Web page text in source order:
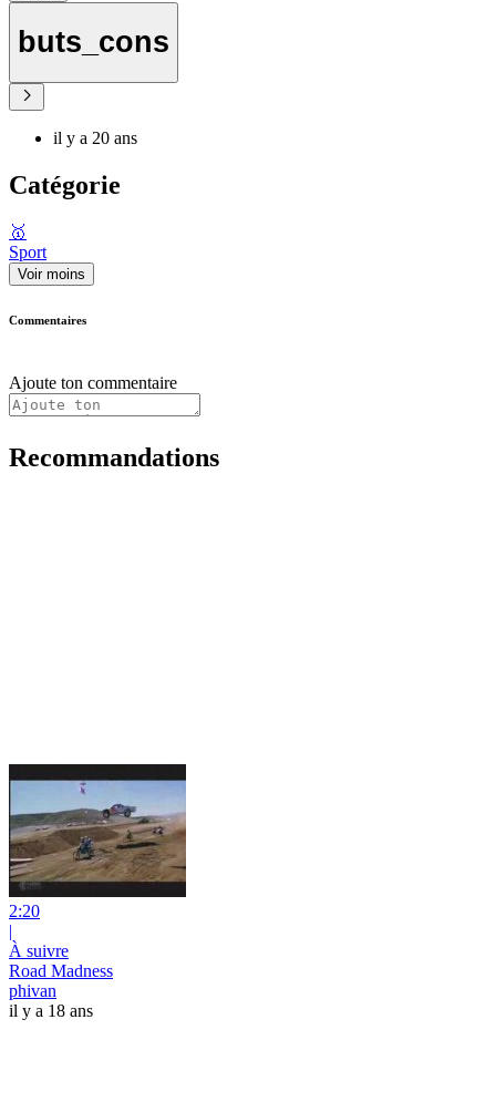
buts_cons
il y a 20 ans
Catégorie
🥇
Sport
Voir moins
Commentaires
Ajoute ton commentaire
Recommandations
2:20
|
À suivre
Road Madness
phivan
il y a 18 ans